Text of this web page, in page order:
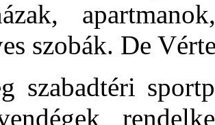
szobák. De
szabadtéri